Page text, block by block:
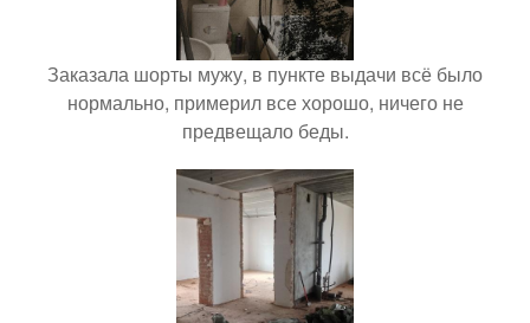
Заказала шорты мужу, в пункте выдачи всё было
нормально, примерил все хорошо, ничего не
предвещало беды.